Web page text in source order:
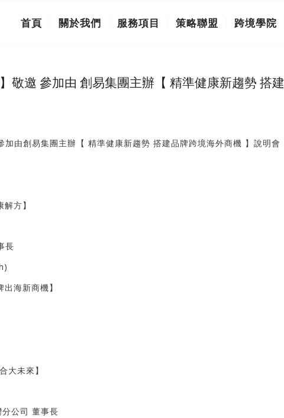
首頁 關於我們 服務項目 策略聯盟 跨境學院
敬邀 參加由 創易集團主辦【 精準健康新趨勢 搭
加由創易集團主辦【 精準健康新趨勢 搭建品牌跨境海外商機 】說明會
方】
長
海新商機】
大未來】
公司 董事長